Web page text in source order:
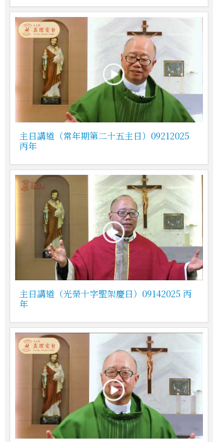
主日講道（常年期第二十五主日）09212025
丙年
主日講道（光榮十字聖架慶日）09142025 丙
年